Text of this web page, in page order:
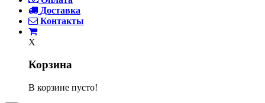
Доставка
Контакты
X
Корзина
В корзине пусто!